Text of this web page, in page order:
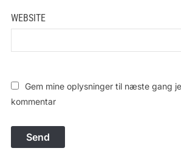
WEBSITE
Gem mine oplysninger til næste gang
kommentar